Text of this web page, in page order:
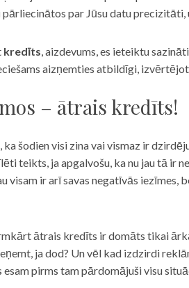
pārliecinātos par Jūsu datu
kredīts, aizdevums, es ieteiktu
aizņemties atbildīgi,
– ātrais kredīts!
šodien visi zina vai vismaz ir
teikts, ja apgalvošu, ka nu jau tā ir
visam ir arī savas negatīvās
ātrais kredīts ir domāts tikai
ja dod? Un vēl kad izdzirdi
pirms tam pārdomājuši visu